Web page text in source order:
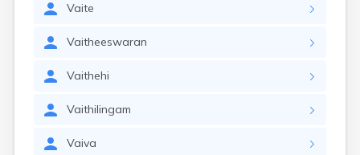
Vaite
Vaitheeswaran
Vaithehi
Vaithilingam
Vaiva